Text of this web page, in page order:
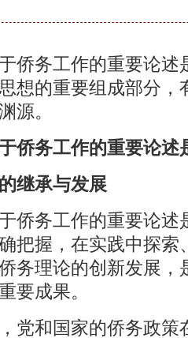
务工作的重要论述
想的重要组成部分，
源。
侨务工作的重要论述
继承与发展
务工作的重要论述
把握，在实践中探索
务理论的创新发展，
要成果。
和国家的侨务政策